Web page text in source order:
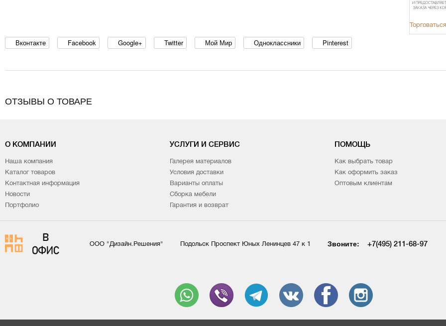
Вконтакте Facebook Google+ Twitter Мой Мир Одноклассники Pinterest
ОТЗЫВЫ О ТОВАРЕ
О КОМПАНИИ
Наша компания
Каталог товаров
Контактная информация
Новости
Портфолио
УСЛУГИ И СЕРВИС
Галерея материалов
Условия доставки
Варианты оплаты
Сборка мебели
Гарантия и возврат
ПОМОЩЬ
Как выбрать товар
Как оформить заказ
Оптовым клиентам
ООО "Дизайн.Решения" Подольск Проспект Юных Ленинцев 47 к 1 Звоните: +7(495) 211-68-97